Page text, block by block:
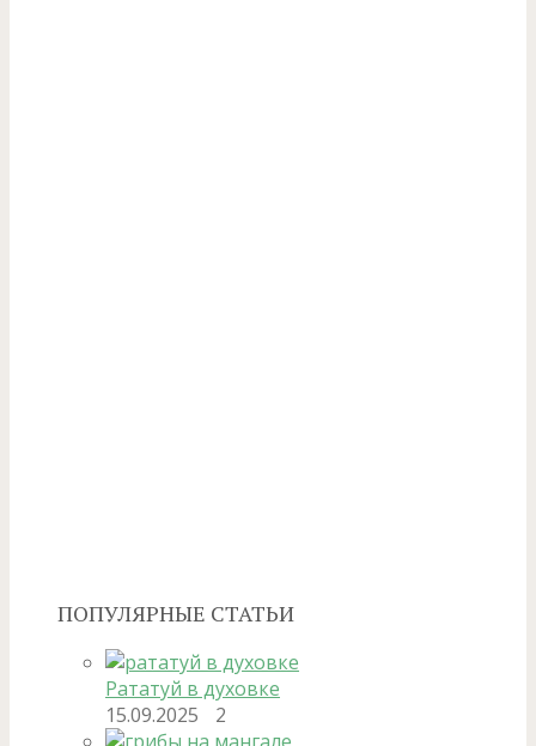
ПОПУЛЯРНЫЕ СТАТЬИ
Рататуй в духовке
15.09.2025
2